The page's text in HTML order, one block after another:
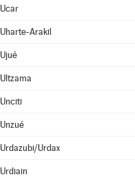
Ucar
Uharte-Arakil
Ujué
Ultzama
Unciti
Unzué
Urdazubi/Urdax
Urdiain